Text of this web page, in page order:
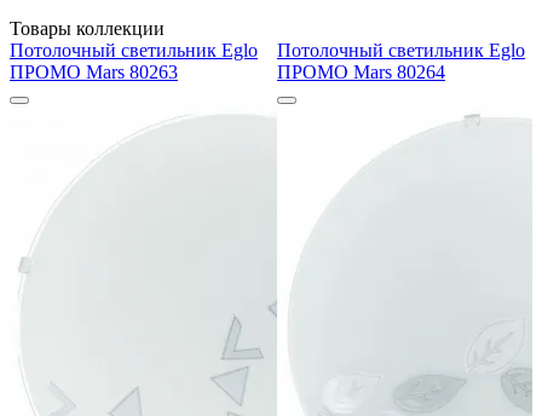
Товары коллекции
Потолочный светильник Eglo
ПРОМО Mars 80263
Потолочный светильник Eglo
ПРОМО Mars 80264